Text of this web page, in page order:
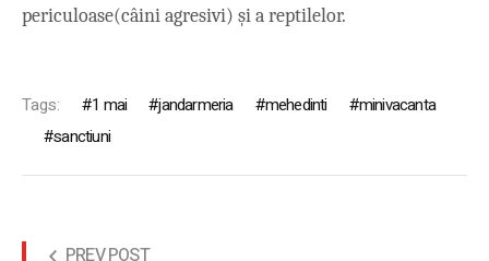
periculoase(câini agresivi) și a reptilelor.
Tags: 1 mai jandarmeria mehedinti
minivacanta
sanctiuni